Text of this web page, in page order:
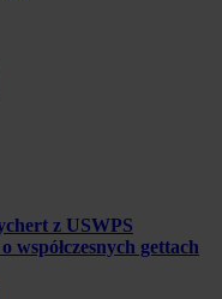
z USWPS
współczesnych gettach